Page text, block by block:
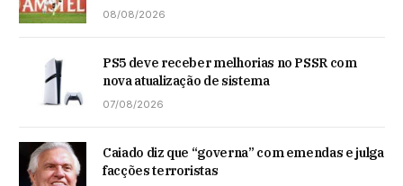
08/08/2026
PS5 deve receber melhorias no PSSR com
nova atualização de sistema
07/08/2026
Caiado diz que “governa” com emendas e julga
facções terroristas